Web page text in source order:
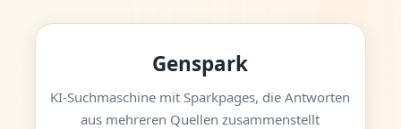
Genspark
KI-Suchmaschine mit Sparkpages, die Antworten
aus mehreren Quellen zusammenstellt